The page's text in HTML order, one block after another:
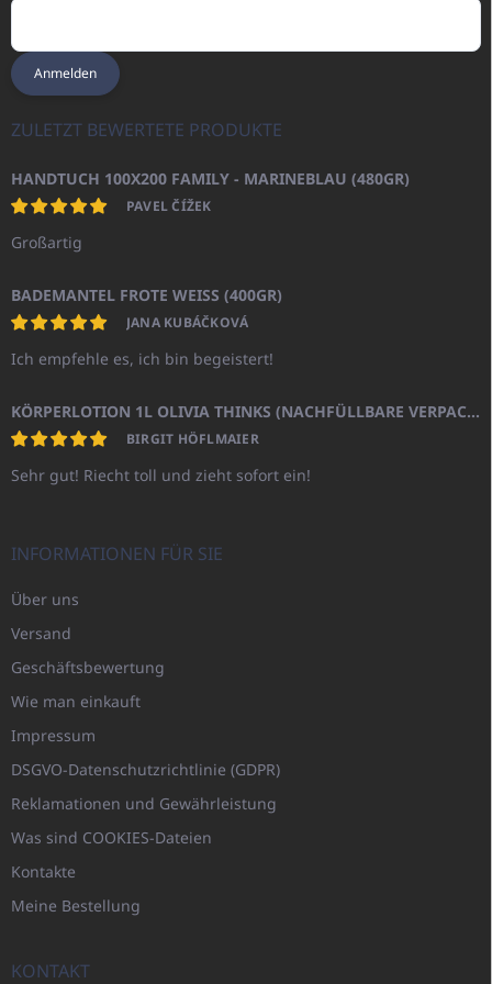
Anmelden
ZULETZT BEWERTETE PRODUKTE
HANDTUCH 100X200 FAMILY - MARINEBLAU (480GR)
PAVEL ČÍŽEK
Großartig
BADEMANTEL FROTE WEISS (400GR)
JANA KUBÁČKOVÁ
Ich empfehle es, ich bin begeistert!
KÖRPERLOTION 1L OLIVIA THINKS (NACHFÜLLBARE VERPACKUNG)
BIRGIT HÖFLMAIER
Sehr gut! Riecht toll und zieht sofort ein!
INFORMATIONEN FÜR SIE
Über uns
Versand
Geschäftsbewertung
Wie man einkauft
Impressum
DSGVO-Datenschutzrichtlinie (GDPR)
Reklamationen und Gewährleistung
Was sind COOKIES-Dateien
Kontakte
Meine Bestellung
KONTAKT